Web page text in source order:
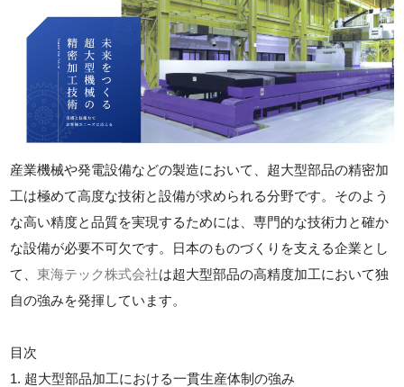
産業機械や発電設備などの製造において、超大型部品の精密加
工は極めて高度な技術と設備が求められる分野です。そのよう
な高い精度と品質を実現するためには、専門的な技術力と確か
な設備が必要不可欠です。日本のものづくりを支える企業とし
て、東海テック株式会社は超大型部品の高精度加工において独
自の強みを発揮しています。
目次
1. 超大型部品加工における一貫生産体制の強み